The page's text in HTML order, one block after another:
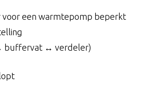
voor een warmtepomp beperkt
buffervat ↔ verdeler)